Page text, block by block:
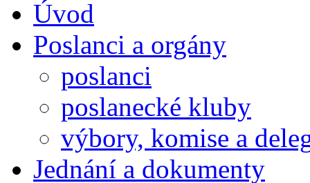
Úvod
Poslanci a orgány
poslanci
poslanecké kluby
výbory, komise a
Jednání a dokumenty